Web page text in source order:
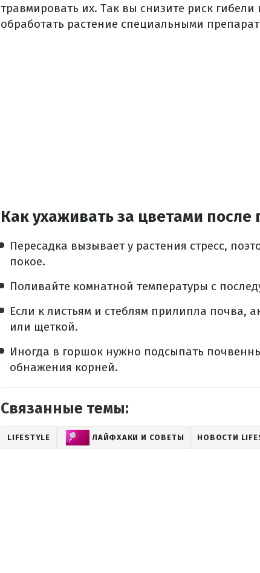
травмировать их. Так вы снизите риск гибели
обработать растение специальными
Как ухаживать за цветами после
Пересадка вызывает у растения стресс,
покое.
Поливайте комнатной температуры с
Если к листьям и стеблям прилипла почва,
или щеткой.
Иногда в горшок нужно подсыпать
обнажения корней.
Связанные темы:
LIFESTYLE ЛАЙФХАКИ И СОВЕТЫ НОВОСТИ